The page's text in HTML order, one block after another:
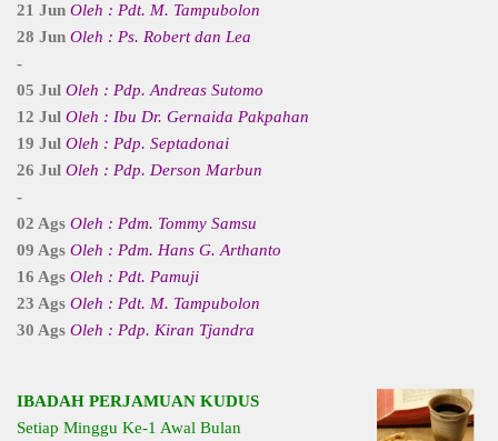
21 Jun Oleh : Pdt. M. Tampubolon
28 Jun Oleh : Ps. Robert dan Lea
-
05 Jul Oleh : Pdp. Andreas Sutomo
12 Jul Oleh : Ibu Dr. Gernaida Pakpahan
19 Jul Oleh : Pdp. Septadonai
26 Jul Oleh : Pdp. Derson Marbun
-
02 Ags Oleh : Pdm. Tommy Samsu
09 Ags Oleh : Pdm. Hans G. Arthanto
16 Ags Oleh : Pdt. Pamuji
23 Ags Oleh : Pdt. M. Tampubolon
30 Ags Oleh : Pdp. Kiran Tjandra
IBADAH PERJAMUAN KUDUS
Setiap Minggu Ke-1 Awal Bulan